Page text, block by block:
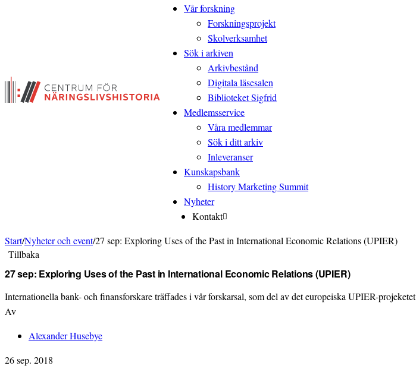
Vår forskning
Forskningsprojekt
Skolverksamhet
Sök i arkiven
Arkivbestånd
Digitala läsesalen
Biblioteket Sigfrid
Medlemsservice
Våra medlemmar
Sök i ditt arkiv
Inleveranser
Kunskapsbank
History Marketing Summit
Nyheter
Kontakt
Start/Nyheter och event/27 sep: Exploring Uses of the Past in Inter­na­tional Economic Relations (UPIER)
Tillbaka
27 sep: Exploring Uses of the Past in Inter­na­tional Economic Relations (UPIER)
Internationella bank- och finansforskare träffades i vår forskarsal, som del av det europeiska UPIER-projeketet
Av
Alexander Husebye
26 sep. 2018